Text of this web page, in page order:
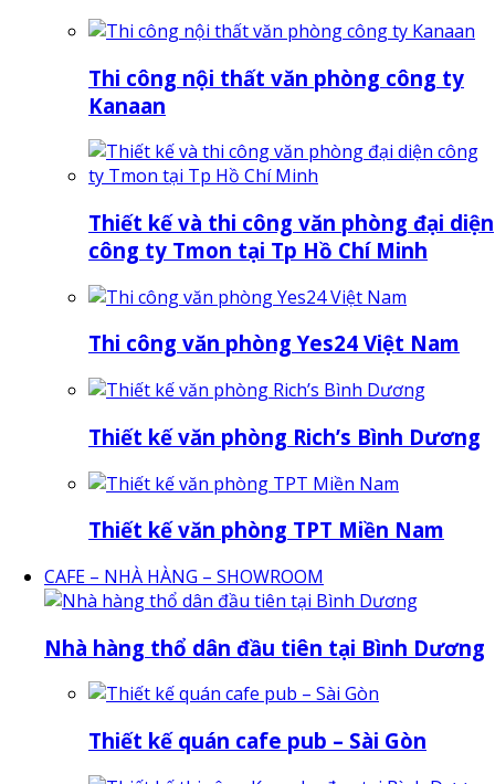
Thi công nội thất văn phòng công ty
Kanaan
Thiết kế và thi công văn phòng đại diện
công ty Tmon tại Tp Hồ Chí Minh
Thi công văn phòng Yes24 Việt Nam
Thiết kế văn phòng Rich’s Bình Dương
Thiết kế văn phòng TPT Miền Nam
CAFE – NHÀ HÀNG – SHOWROOM
Nhà hàng thổ dân đầu tiên tại Bình Dương
Thiết kế quán cafe pub – Sài Gòn